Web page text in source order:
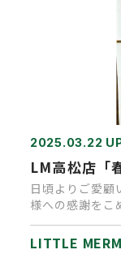
2025.03.22
LM高松店「
日頃よりご愛顧
様への感謝をこ
の感謝祭」を
LITTLE